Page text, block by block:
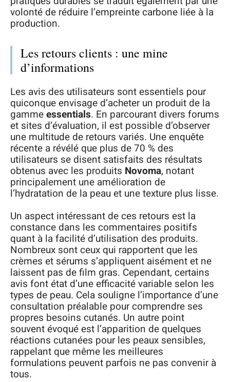
volonté de réduire l’empreinte carbone liée à la
production.
Les retours clients : une mine
d’informations
Les avis des utilisateurs sont essentiels pour
quiconque envisage d’acheter un produit de la
gammeessentials. En parcourant divers forums
et sites d’évaluation, il est possible d’observer
une multitude de retours variés. Une enquête
récente a révélé que plus de 70 % des
utilisateurs se disent satisfaits des résultats
obtenus avec les produits Novoma, notant
principalement une amélioration de
l’hydratation de la peau et une texture plus lisse.
Un aspect intéressant de ces retours est la
constance dans les commentaires positifs
quant à la facilité d’utilisation des produits.
Nombreux sont ceux qui rapportent que les
crèmes et sérums s’appliquent aisément et ne
laissent pas de film gras. Cependant, certains
avis font état d’une efficacité variable selon les
types de peau. Cela souligne l’importance d’une
consultation préalable pour comprendre ses
propres besoins cutanés. Un autre point
souvent évoqué est l’apparition de quelques
réactions cutanées pour les peaux sensibles,
rappelant que même les meilleures
formulations peuvent parfois ne pas convenir à
tous.